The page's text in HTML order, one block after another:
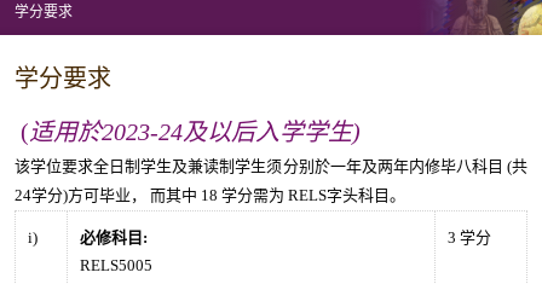
学分要求
教
研
究
文
学
硕
学分要求
(适用於2023-24及以后入学学生)
该学位要求全日制学生及兼读制学生须分别於一年及两年内修毕八科目 (共
24学分)方可毕业， 而其中 18 学分需为 RELS字头科目。
i) 必修科目 :
RELS5005
3 学分